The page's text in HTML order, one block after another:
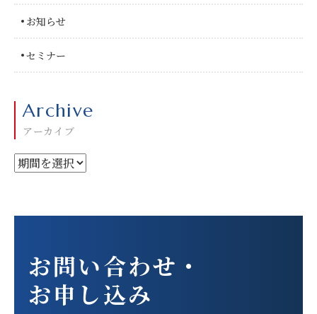
お知らせ
セミナー
Archive
アーカイブ
お問い合わせ ・
お申し込み